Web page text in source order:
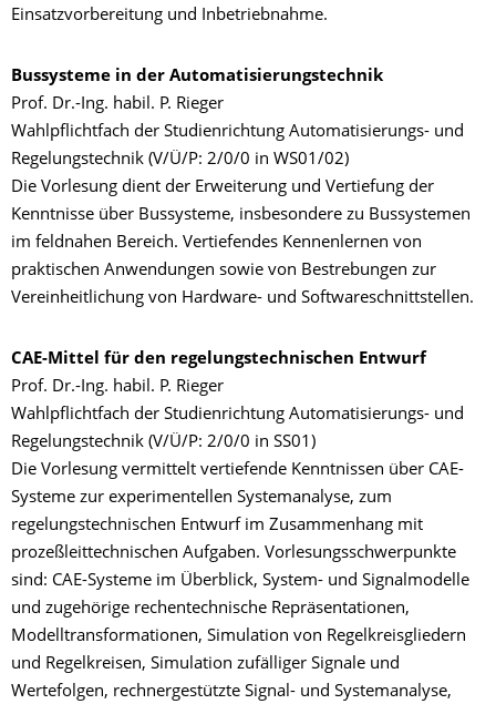
Einsatzvorbereitung und Inbetriebnahme.
Bussysteme in der Automatisierungstechnik
Prof. Dr.-Ing. habil. P. Rieger
Wahlpflichtfach der Studienrichtung Automatisierungs- und
Regelungstechnik (V/Ü/P: 2/0/0 in WS01/02)
Die Vorlesung dient der Erweiterung und Vertiefung der
Kenntnisse über Bussysteme, insbesondere zu Bussystemen
im feldnahen Bereich. Vertiefendes Kennenlernen von
praktischen Anwendungen sowie von Bestrebungen zur
Vereinheitlichung von Hardware- und Softwareschnittstellen.
CAE-Mittel für den regelungstechnischen Entwurf
Prof. Dr.-Ing. habil. P. Rieger
Wahlpflichtfach der Studienrichtung Automatisierungs- und
Regelungstechnik (V/Ü/P: 2/0/0 in SS01)
Die Vorlesung vermittelt vertiefende Kenntnissen über CAE-
Systeme zur experimentellen Systemanalyse, zum
regelungstechnischen Entwurf im Zusammenhang mit
prozeßleittechnischen Aufgaben. Vorlesungsschwerpunkte
sind: CAE-Systeme im Überblick, System- und Signalmodelle
und zugehörige rechentechnische Repräsentationen,
Modelltransformationen, Simulation von Regelkreisgliedern
und Regelkreisen, Simulation zufälliger Signale und
Wertefolgen, rechnergestützte Signal- und Systemanalyse,